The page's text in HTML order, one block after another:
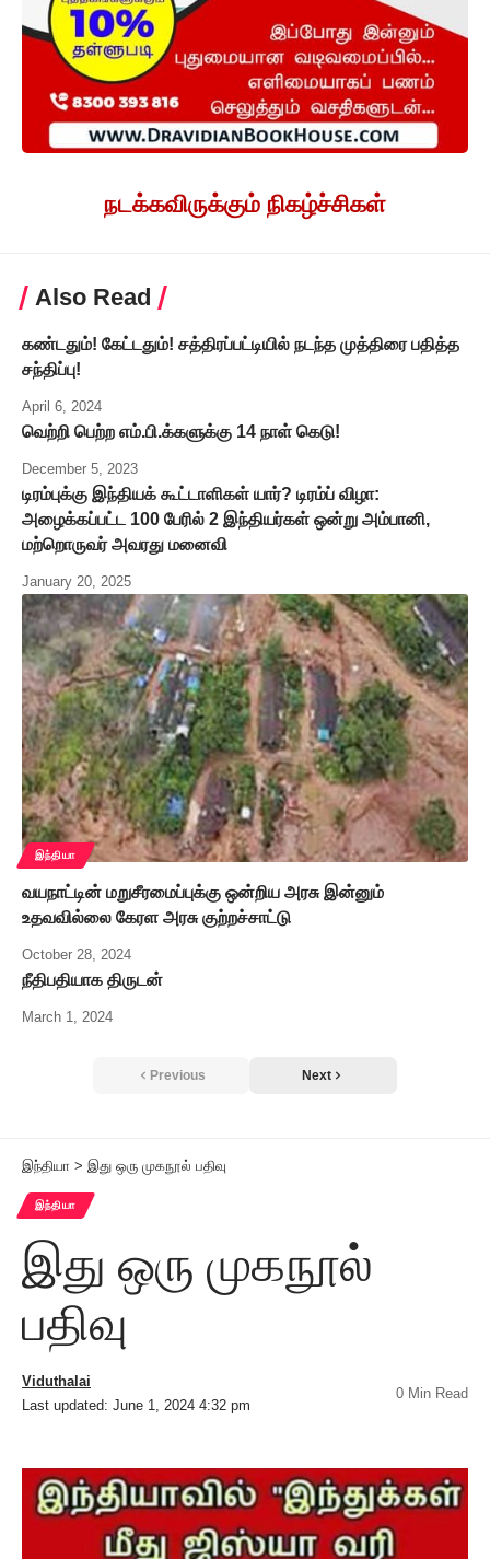
நடக்கவிருக்கும் நிகழ்ச்சிகள்
Also Read
கண்டதும்! கேட்டதும்! சத்திரப்பட்டியில் நடந்த முத்திரை பதித்த
சந்திப்பு!
April 6, 2024
வெற்றி பெற்ற எம்.பி.க்களுக்கு 14 நாள் கெடு!
December 5, 2023
டிரம்புக்கு இந்தியக் கூட்டாளிகள் யார்? டிரம்ப் விழா:
அழைக்கப்பட்ட 100 பேரில் 2 இந்தியர்கள் ஒன்று அம்பானி,
மற்றொருவர் அவரது மனைவி
January 20, 2025
இந்தியா
வயநாட்டின் மறுசீரமைப்புக்கு ஒன்றிய அரசு இன்னும்
உதவவில்லை கேரள அரசு குற்றச்சாட்டு
October 28, 2024
நீதிபதியாக திருடன்
March 1, 2024
Previous Next
இந்தியா > இது ஒரு முகநூல் பதிவு
இந்தியா
இது ஒரு முகநூல்
பதிவு
Last updated: June 1, 2024 4:32 pm
Viduthalai
0 Min Read